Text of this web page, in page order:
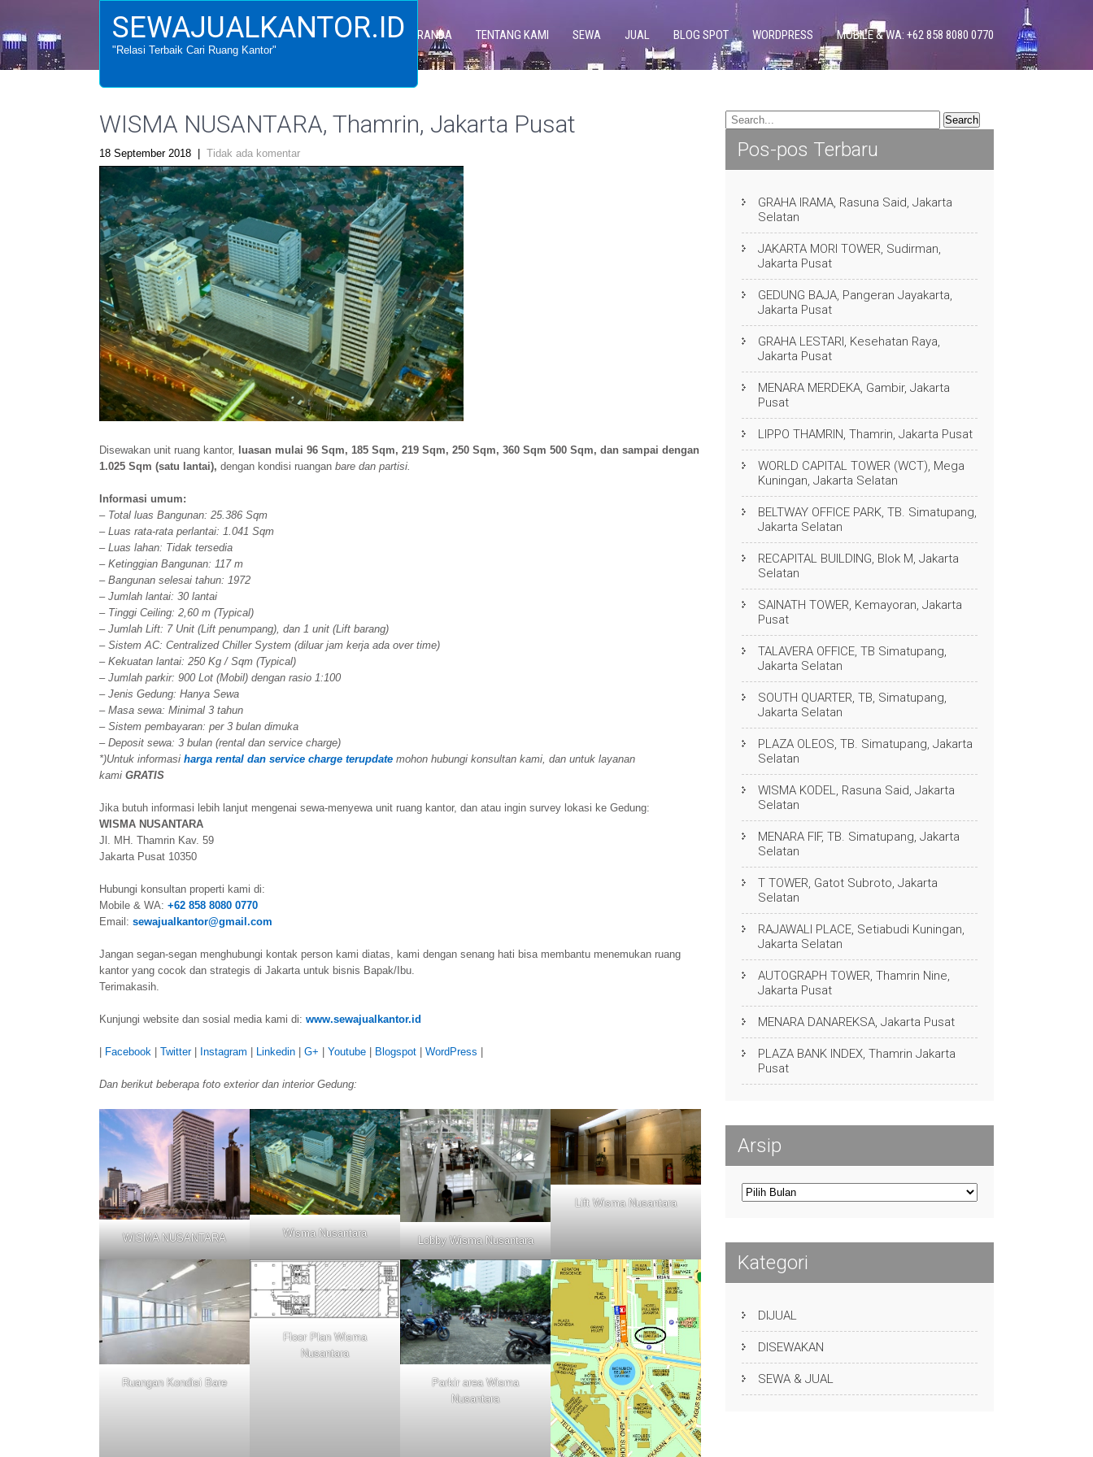
SEWAJUALKANTOR.ID
"Relasi Terbaik Cari Ruang Kantor"
BERANDA TENTANG KAMI SEWA JUAL BLOG SPOT WORDPRESS MOBILE & WA: +62 858 8080 0770
WISMA NUSANTARA, Thamrin, Jakarta Pusat
18 September 2018 Tidak ada komentar
Disewakan unit ruang kantor, luasan mulai 96 Sqm, 185 Sqm, 219 Sqm, 250 Sqm, 360 Sqm 500 Sqm, dan sampai dengan
1.025 Sqm (satu lantai), dengan kondisi ruangan bare dan partisi.
Informasi umum:
– Total luas Bangunan: 25.386 Sqm
– Luas rata-rata perlantai: 1.041 Sqm
– Luas lahan: Tidak tersedia
– Ketinggian Bangunan: 117 m
– Bangunan selesai tahun: 1972
– Jumlah lantai: 30 lantai
– Tinggi Ceiling: 2,60 m (Typical)
– Jumlah Lift: 7 Unit (Lift penumpang), dan 1 unit (Lift barang)
– Sistem AC: Centralized Chiller System (diluar jam kerja ada over time)
– Kekuatan lantai: 250 Kg / Sqm (Typical)
– Jumlah parkir: 900 Lot (Mobil) dengan rasio 1:100
– Jenis Gedung: Hanya Sewa
– Masa sewa: Minimal 3 tahun
– Sistem pembayaran: per 3 bulan dimuka
– Deposit sewa: 3 bulan (rental dan service charge)
*)Untuk informasi harga rental dan service charge terupdate mohon hubungi konsultan kami, dan untuk layanan
kami GRATIS
Jika butuh informasi lebih lanjut mengenai sewa-menyewa unit ruang kantor, dan atau ingin survey lokasi ke Gedung:
WISMA NUSANTARA
Jl. MH. Thamrin Kav. 59
Jakarta Pusat 10350
Hubungi konsultan properti kami di:
Mobile & WA: +62 858 8080 0770
Email: sewajualkantor@gmail.com
Jangan segan-segan menghubungi kontak person kami diatas, kami dengan senang hati bisa membantu menemukan ruang
kantor yang cocok dan strategis di Jakarta untuk bisnis Bapak/Ibu.
Terimakasih.
Kunjungi website dan sosial media kami di: www.sewajualkantor.id
Facebook Twitter| Instagram Linkedin G+ Youtube Blogspot WordPress
Dan berikut beberapa foto exterior dan interior Gedung:
WISMA NUSANTARA Wisma Nusantara
Lobby Wisma Nusantara
Lift Wisma Nusantara
Ruangan Kondisi Bare
Floor Plan Wisma
Nusantara
Parkir area Wisma
Nusantara
Pos-pos Terbaru
GRAHA IRAMA, Rasuna Said, Jakarta
Selatan
JAKARTA MORI TOWER, Sudirman,
Jakarta Pusat
GEDUNG BAJA, Pangeran Jayakarta,
Jakarta Pusat
GRAHA LESTARI, Kesehatan Raya,
Jakarta Pusat
MENARA MERDEKA, Gambir, Jakarta
Pusat
LIPPO THAMRIN, Thamrin, Jakarta Pusat
WORLD CAPITAL TOWER (WCT), Mega
Kuningan, Jakarta Selatan
BELTWAY OFFICE PARK, TB. Simatupang,
Jakarta Selatan
RECAPITAL BUILDING, Blok M, Jakarta
Selatan
SAINATH TOWER, Kemayoran, Jakarta
Pusat
TALAVERA OFFICE, TB Simatupang,
Jakarta Selatan
SOUTH QUARTER, TB, Simatupang,
Jakarta Selatan
PLAZA OLEOS, TB. Simatupang, Jakarta
Selatan
WISMA KODEL, Rasuna Said, Jakarta
Selatan
MENARA FIF, TB. Simatupang, Jakarta
Selatan
T TOWER, Gatot Subroto, Jakarta
Selatan
RAJAWALI PLACE, Setiabudi Kuningan,
Jakarta Selatan
AUTOGRAPH TOWER, Thamrin Nine,
Jakarta Pusat
MENARA DANAREKSA, Jakarta Pusat
PLAZA BANK INDEX, Thamrin Jakarta
Pusat
Arsip
Arsip
Kategori
DIJUAL
DISEWAKAN
SEWA & JUAL